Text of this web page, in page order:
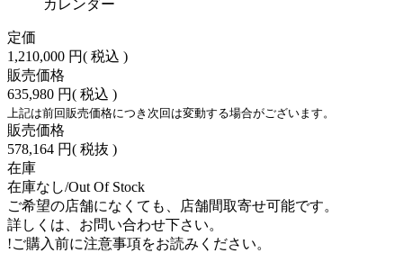
カレンダー
定価
1,210,000 円( 税込 )
販売価格
635,980 円( 税込 )
上記は前回販売価格につき次回は変動する場合がございます。
販売価格
578,164 円( 税抜 )
在庫
在庫なし/Out Of Stock
ご希望の店舗になくても、店舗間取寄せ可能です。
詳しくは、お問い合わせ下さい。
!ご購入前に注意事項をお読みください。